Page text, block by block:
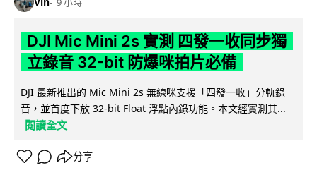
DJI Mic Mini 2s 實測 四發一收同步獨
立錄音 32-bit 防爆咪拍片必備
DJI 最新推出的 Mic Mini 2s 無線咪支援「四發一收」分軌錄
音，並首度下放 32-bit Float 浮點內錄功能。本文經實測其...
閱讀全文
分享